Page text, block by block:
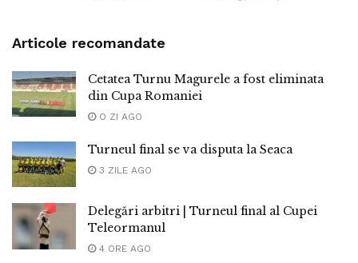
Articole recomandate
Cetatea Turnu Magurele a fost eliminata
din Cupa Romaniei
O ZI AGO
Turneul final se va disputa la Seaca
3 ZILE AGO
Delegări arbitri | Turneul final al Cupei
Teleormanul
4 ORE AGO